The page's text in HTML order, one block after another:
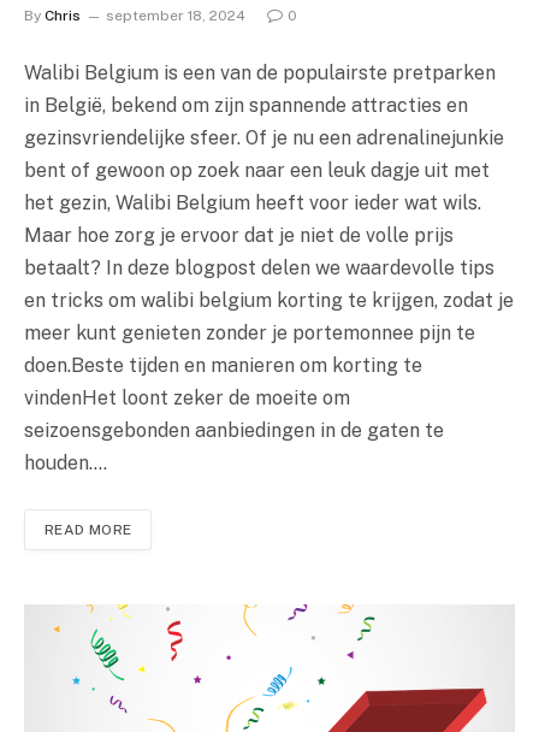
By Chris september 18, 2024 0
Walibi Belgium is een van de populairste pretparken
in België, bekend om zijn spannende attracties en
gezinsvriendelijke sfeer. Of je nu een adrenalinejunkie
bent of gewoon op zoek naar een leuk dagje uit met
het gezin, Walibi Belgium heeft voor ieder wat wils.
Maar hoe zorg je ervoor dat je niet de volle prijs
betaalt? In deze blogpost delen we waardevolle tips
en tricks om walibi belgium korting te krijgen, zodat je
meer kunt genieten zonder je portemonnee pijn te
doen.Beste tijden en manieren om korting te
vindenHet loont zeker de moeite om
seizoensgebonden aanbiedingen in de gaten te
houden.…
READ MORE